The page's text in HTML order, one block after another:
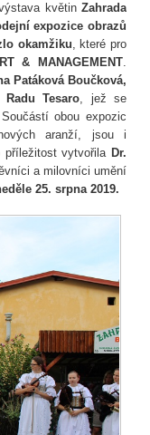
květinZahrada
expozice obrazů
okamžiku, které pro
& MANAGEMENT.
Patáková Boučková,
Radu Tesaro, jež se
obou expozic
aranží, jsou i
vytvořila Dr.
a milovníci umění
25. srpna 2019.